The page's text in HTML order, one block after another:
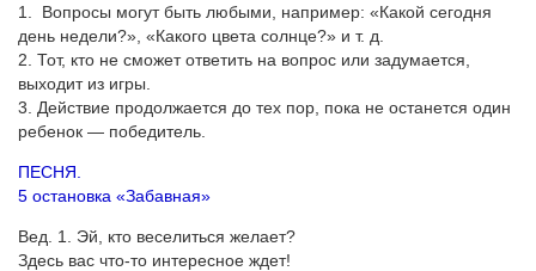
1. Вопросы могут быть любыми, например: «Какой сегодня
день недели?», «Какого цвета солнце?» и т. д.
2. Тот, кто не сможет ответить на вопрос или задумается,
выходит из игры.
3. Действие продолжается до тех пор, пока не останется один
ребенок — победитель.
ПЕСНЯ.
5 остановка «Забавная»
Вед. 1. Эй, кто веселиться желает?
Здесь вас что-то интересное ждет!